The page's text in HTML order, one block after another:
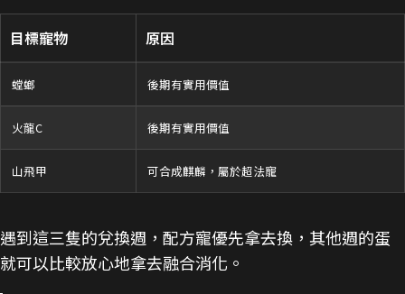
目標寵物 原因
螳螂 後期有實用價值
火龍C 後期有實用價值
山飛甲 可合成麒麟，屬於超法寵
遇到這三隻的兌換週，配方寵優先拿去換，其他週的蛋
就可以比較放心地拿去融合消化。